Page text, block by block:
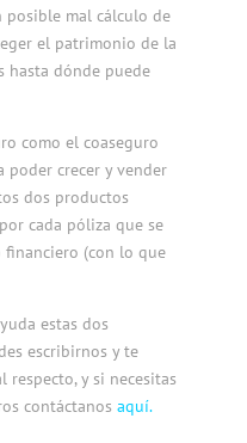
posible mal cálculo de
el patrimonio de la
hasta dónde puede
como el coaseguro
poder crecer y vender
dos productos
cada póliza que se
financiero (con lo que
estas dos
escribirnos y te
respecto, y si necesitas
contáctanos aquí.